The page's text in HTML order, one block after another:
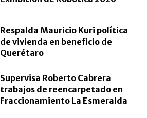
Respalda Mauricio Kuri política
de vivienda en beneficio de
Querétaro
Supervisa Roberto Cabrera
trabajos de reencarpetado en
Fraccionamiento La Esmeralda